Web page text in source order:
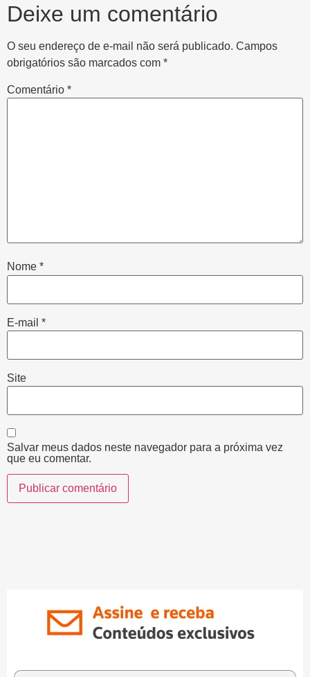
Deixe um comentário
O seu endereço de e-mail não será publicado. Campos
obrigatórios são marcados com *
Comentário *
Nome *
E-mail *
Site
Salvar meus dados neste navegador para a próxima vez
que eu comentar.